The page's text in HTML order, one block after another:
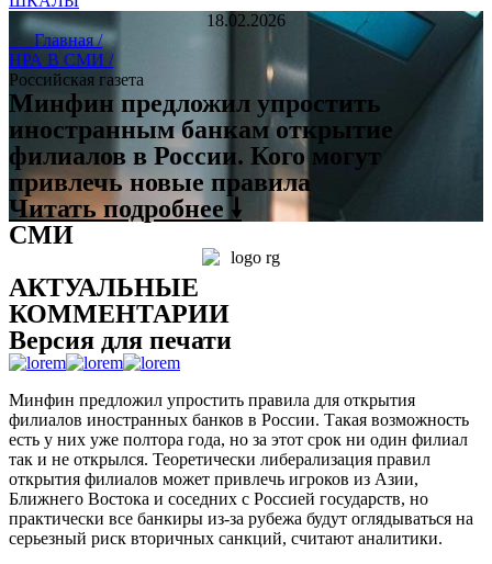
18.02.2026
Главная /
НРА В СМИ /
Российская газета
Минфин предложил упростить
иностранным банкам открытие
филиалов в России. Кого могут
привлечь новые правила
Читать подробнее 🠗
СМИ
АКТУАЛЬНЫЕ
КОММЕНТАРИИ
Версия для печати
Минфин предложил упростить правила для открытия
филиалов иностранных банков в России. Такая возможность
есть у них уже полтора года, но за этот срок ни один филиал
так и не открылся. Теоретически либерализация правил
открытия филиалов может привлечь игроков из Азии,
Ближнего Востока и соседних с Россией государств, но
практически все банкиры из-за рубежа будут оглядываться на
серьезный риск вторичных санкций, считают аналитики.